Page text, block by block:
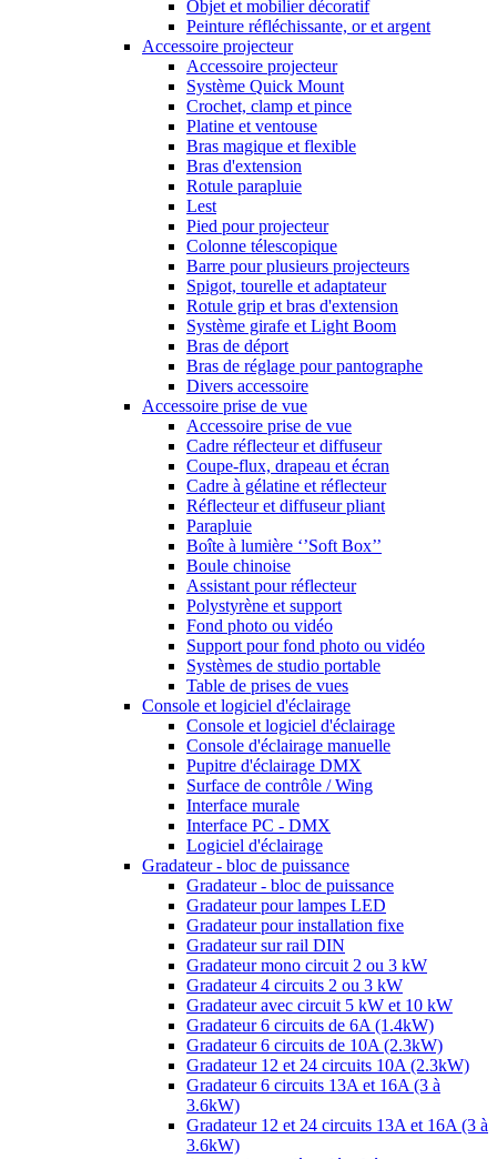
Objet et mobilier décoratif
Peinture réfléchissante, or et argent
Accessoire projecteur
Accessoire projecteur
Système Quick Mount
Crochet, clamp et pince
Platine et ventouse
Bras magique et flexible
Bras d'extension
Rotule parapluie
Lest
Pied pour projecteur
Colonne télescopique
Barre pour plusieurs projecteurs
Spigot, tourelle et adaptateur
Rotule grip et bras d'extension
Système girafe et Light Boom
Bras de déport
Bras de réglage pour pantographe
Divers accessoire
Accessoire prise de vue
Accessoire prise de vue
Cadre réflecteur et diffuseur
Coupe-flux, drapeau et écran
Cadre à gélatine et réflecteur
Réflecteur et diffuseur pliant
Parapluie
Boîte à lumière ‘’Soft Box’’
Boule chinoise
Assistant pour réflecteur
Polystyrène et support
Fond photo ou vidéo
Support pour fond photo ou vidéo
Systèmes de studio portable
Table de prises de vues
Console et logiciel d'éclairage
Console et logiciel d'éclairage
Console d'éclairage manuelle
Pupitre d'éclairage DMX
Surface de contrôle / Wing
Interface murale
Interface PC - DMX
Logiciel d'éclairage
Gradateur - bloc de puissance
Gradateur - bloc de puissance
Gradateur pour lampes LED
Gradateur pour installation fixe
Gradateur sur rail DIN
Gradateur mono circuit 2 ou 3 kW
Gradateur 4 circuits 2 ou 3 kW
Gradateur avec circuit 5 kW et 10 kW
Gradateur 6 circuits de 6A (1.4kW)
Gradateur 6 circuits de 10A (2.3kW)
Gradateur 12 et 24 circuits 10A (2.3kW)
Gradateur 6 circuits 13A et 16A (3 à
3.6kW)
Gradateur 12 et 24 circuits 13A et 16A (3 à
3.6kW)